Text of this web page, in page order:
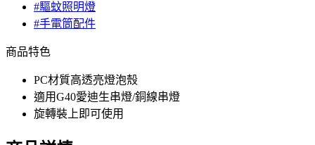
#驅蚊照明燈
#手電筒配件
商品特色
PC材質高透亮燈泡殼
適用G40愛迪生串燈/銅線串燈
旋轉裝上即可使用